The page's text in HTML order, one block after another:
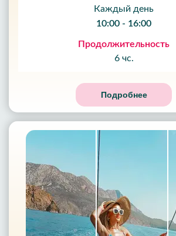
Каждый день
10:00 - 16:00
Продолжительность
6 чс.
Подробнее